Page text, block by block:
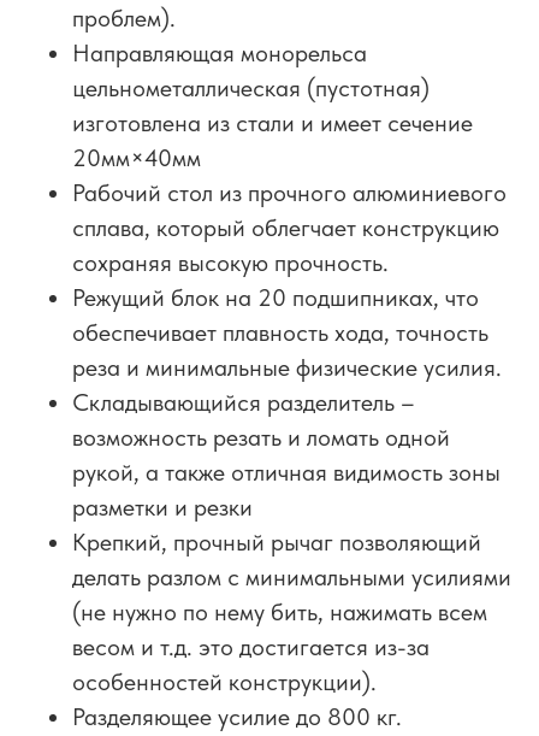
проблем).
Направляющая монорельса
цельнометаллическая (пустотная)
изготовлена из стали и имеет сечение
20мм×40мм
Рабочий стол из прочного алюминиевого
сплава, который облегчает конструкцию
сохраняя высокую прочность.
Режущий блок на 20 подшипниках, что
обеспечивает плавность хода, точность
реза и минимальные физические усилия.
Складывающийся разделитель –
возможность резать и ломать одной
рукой, а также отличная видимость зоны
разметки и резки
Крепкий, прочный рычаг позволяющий
делать разлом с минимальными усилиями
(не нужно по нему бить, нажимать всем
весом и т.д. это достигается из-за
особенностей конструкции).
Разделяющее усилие до 800 кг.